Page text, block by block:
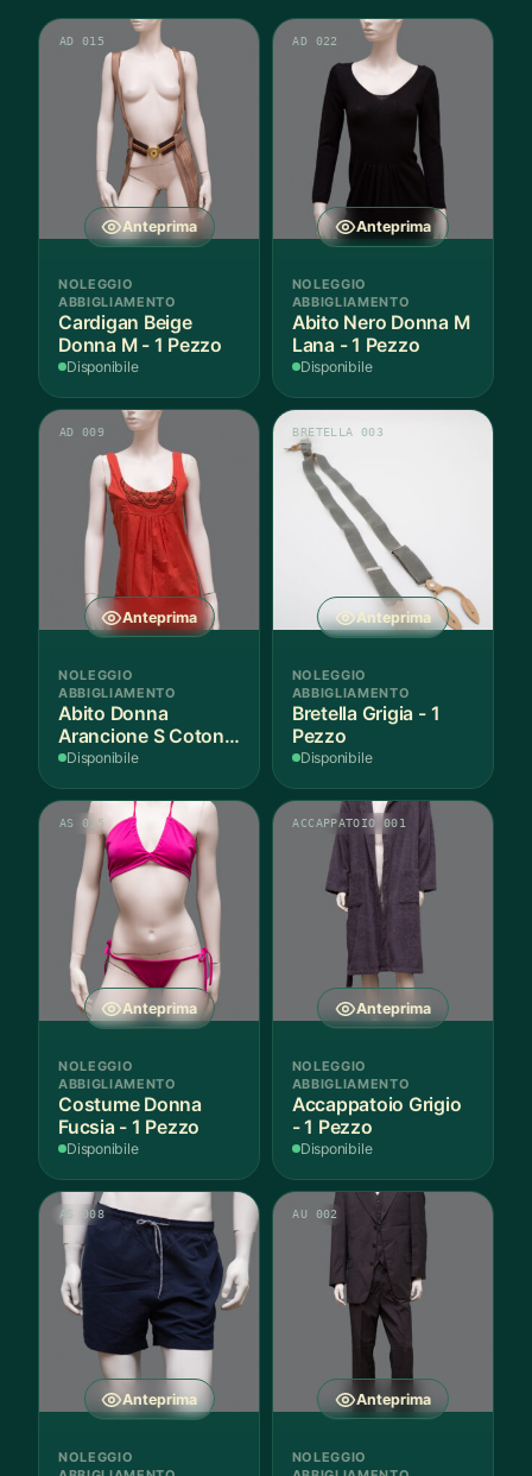
Anteprima
AD 015
NOLEGGIO
ABBIGLIAMENTO
Cardigan Beige
Donna M - 1 Pezzo
Disponibile
Anteprima
AD 022
NOLEGGIO
ABBIGLIAMENTO
Abito Nero Donna M
Lana - 1 Pezzo
Disponibile
Anteprima
AD 009
NOLEGGIO
ABBIGLIAMENTO
Abito Donna
Arancione S Cotone
- 1 Pezzo
Disponibile
Anteprima
BRETELLA 003
NOLEGGIO
ABBIGLIAMENTO
Bretella Grigia - 1
Pezzo
Disponibile
Anteprima
AS 015
NOLEGGIO
ABBIGLIAMENTO
Costume Donna
Fucsia - 1 Pezzo
Disponibile
Anteprima
ACCAPPATOIO 001
NOLEGGIO
ABBIGLIAMENTO
Accappatoio Grigio
- 1 Pezzo
Disponibile
Anteprima
AS 008
NOLEGGIO
Anteprima
AU 002
NOLEGGIO